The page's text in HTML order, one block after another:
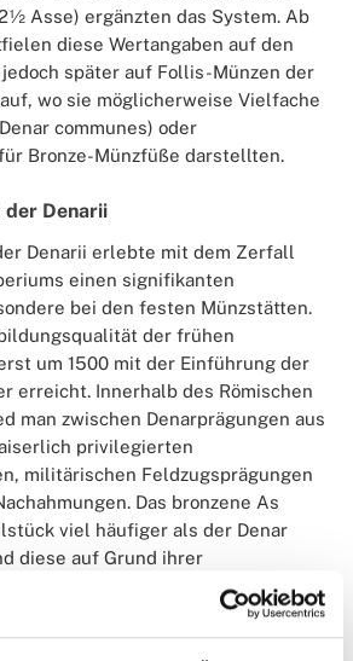
Asse) ergänzten das System. Ab
diese Wertangaben auf den
später auf Follis-Münzen der
wo sie möglicherweise Vielfache
communes) oder
Bronze-Münzfüße darstellten.
Denarii
Denarii erlebte mit dem Zerfall
einen signifikanten
bei den festen Münzstätten.
der frühen
um 1500 mit der Einführung der
erreicht. Innerhalb des Römischen
man zwischen Denarprägungen aus
privilegierten
militärischen Feldzugsprägungen
Das bronzene As
viel häufiger als der Denar
diese auf Grund ihrer
nur selten gut oder sehr gut
wurden die Münzen aus Kupfer